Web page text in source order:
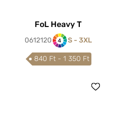
FoL Heavy T
0612120 4 S - 3XL
840 Ft - 1 350 Ft